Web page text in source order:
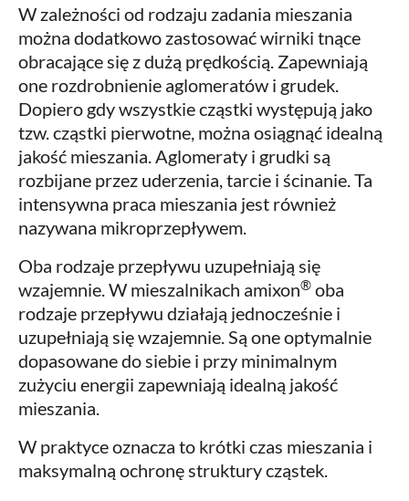
W zależności od rodzaju zadania mieszania
można dodatkowo zastosować wirniki tnące
obracające się z dużą prędkością. Zapewniają
one rozdrobnienie aglomeratów i grudek.
Dopiero gdy wszystkie cząstki występują jako
tzw. cząstki pierwotne, można osiągnąć idealną
jakość mieszania. Aglomeraty i grudki są
rozbijane przez uderzenia, tarcie i ścinanie. Ta
intensywna praca mieszania jest również
nazywana mikroprzepływem.
Oba rodzaje przepływu uzupełniają się
wzajemnie. W mieszalnikach amixon® oba
rodzaje przepływu działają jednocześnie i
uzupełniają się wzajemnie. Są one optymalnie
dopasowane do siebie i przy minimalnym
zużyciu energii zapewniają idealną jakość
mieszania.
W praktyce oznacza to krótki czas mieszania i
maksymalną ochronę struktury cząstek.